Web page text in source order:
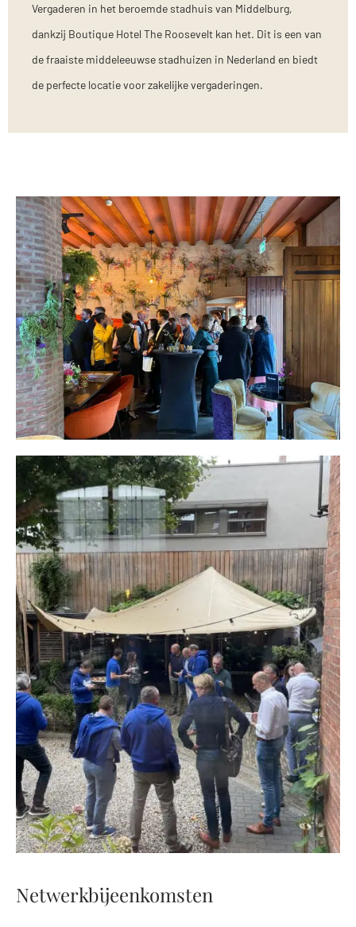
Vergaderen in het beroemde stadhuis van Middelburg,
dankzij Boutique Hotel The Roosevelt kan het. Dit is een van
de fraaiste middeleeuwse stadhuizen in Nederland en biedt
de perfecte locatie voor zakelijke vergaderingen.
Netwerkbijeenkomsten